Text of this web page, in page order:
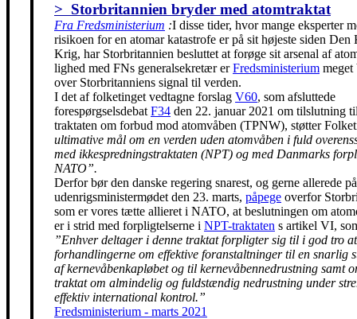
> Storbritannien bryder med atomtraktat
Fra Fredsministerium :I disse tider, hvor mange eksperter
risikoen for en atomar katastrofe er på sit højeste siden Den
Krig, har Storbritannien besluttet at forøge sit arsenal af
lighed med FNs generalsekretær erFredsministerium meget
over Storbritanniens signal til verden.
I det af folketinget vedtagne forslag V60, som afsluttede
forespørgselsdebat F34 den 22. januar 2021 om tilslutning
traktaten om forbud mod atomvåben (TPNW), støtter
ultimative mål om en verden uden atomvåben i fuld
med ikkespredningstraktaten (NPT) og med Danmarks
NATO”.
Derfor bør den danske regering snarest, og gerne allerede på
udenrigsministermødet den 23. marts, påpege overfor
som er vores tætte allieret i NATO, at beslutningen om
er i strid med forpligtelserne i NPT-traktaten s artikel VI,
”Enhver deltager i denne traktat forpligter sig til i god tro
forhandlingerne om effektive foranstaltninger til en snarlig
af kernevåbenkapløbet og til kernevåbennedrustning samt
traktat om almindelig og fuldstændig nedrustning under
effektiv international kontrol.”
Fredsministerium - marts 2021